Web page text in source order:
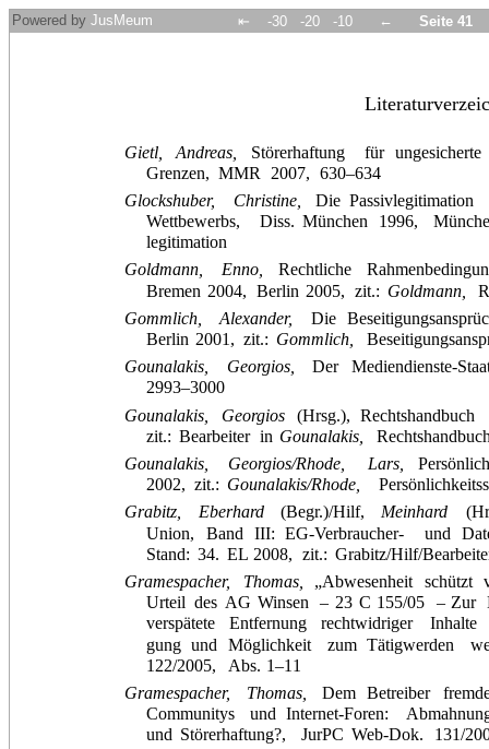
Powered by JusMeum ⇤ -30 -20 -10 ← Seite 41
Gietl, Andreas, Störerhaftung für ungesicherte
Grenzen, MMR 2007, 630–634
Glockshuber,
Christine, Die Passivlegitimation
Wettbewerbs,
Diss. München 1996,
legitimation
Goldmann,
Enno, Rechtliche
Bremen 2004, Berlin 2005, zit.: Goldmann,
Gommlich,
Alexander, Die
Berlin 2001, zit.: Gommlich,
Gounalakis,
Georgios, Der
Mediendienste-
2993–3000
Gounalakis,
Georgios (Hrsg.),
Rechtshandbuch
zit.: Bearbeiter in Gounalakis,
Gounalakis,
Georgios/Rhode, Lars,
2002, zit.: Gounalakis/Rhode,
Grabitz,
Eberhard (Begr.)/Hilf, Meinhard
Union,
Band III: EG-Verbraucher- und
Stand: 34. EL 2008, zit.: Grabitz/Hilf/
Gramespacher,
Thomas, „Abwesenheit schützt
Urteil des AG Winsen – 23 C 155/05 – Zur
verspätete
Entfernung rechtwidriger
Inhalte
gung und Möglichkeit zum Tätigwerden
122/2005,
Abs. 1–11
Gramespacher,
Thomas, Dem Betreiber
Communitys
und Internet-Foren:
und Störerhaftung?, JurPC Web-Dok.
131/